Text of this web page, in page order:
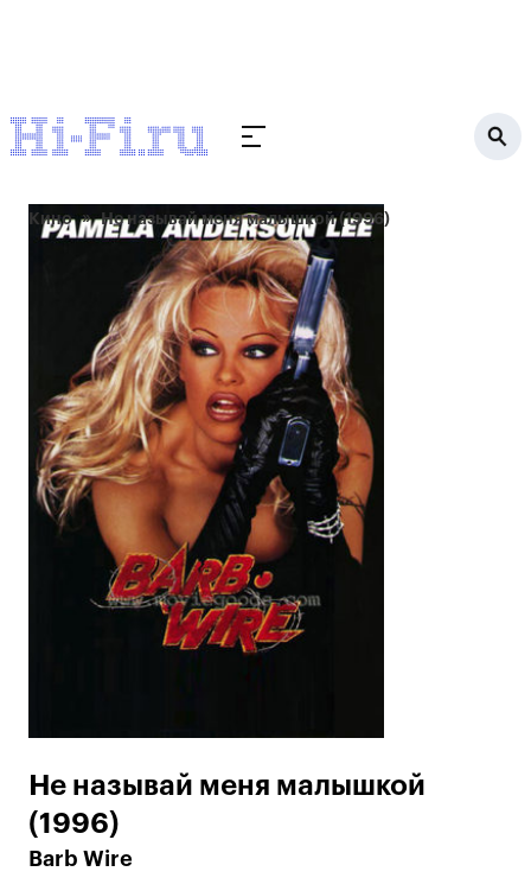
Кино Не называй меня малышкой (1996)
Не называй меня малышкой
(1996)
Barb Wire